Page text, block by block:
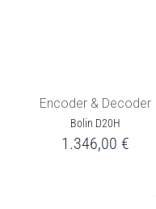
Encoder & Decoder
Bolin D20H
1.346,00 €